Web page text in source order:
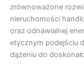
zrównoważone
nieruchomości
oraz odnawialnej
etycznym podejściu
dążeniu do